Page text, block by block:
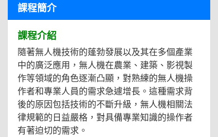
課程簡介
課程介紹
隨著無人機技術的蓬勃發展以及其在多個產業
中的廣泛應用，無人機在農業、建築、影視製
作等領域的角色逐漸凸顯，對熟練的無人機操
作者和專業人員的需求急遽增長。這種需求背
後的原因包括技術的不斷升級，無人機相關法
律規範的日益嚴格，對具備專業知識的操作者
有著迫切的需求。